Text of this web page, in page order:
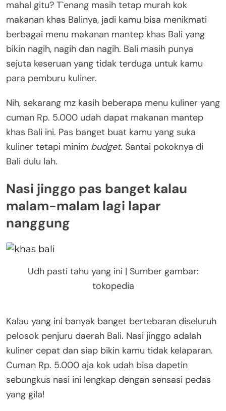
mahal gitu? T`enang masih tetap murah kok
makanan khas Balinya, jadi kamu bisa menikmati
berbagai menu makanan mantep khas Bali yang
bikin nagih, nagih dan nagih. Bali masih punya
sejuta keseruan yang tidak terduga untuk kamu
para pemburu kuliner.
Nih, sekarang mz kasih beberapa menu kuliner yang
cuman Rp. 5.000 udah dapat makanan mantep
khas Bali ini. Pas banget buat kamu yang suka
kuliner tetapi minim budget. Santai pokoknya di
Bali dulu lah.
Nasi jinggo pas banget kalau
malam-malam lagi lapar
nanggung
Udh pasti tahu yang ini | Sumber gambar:
tokopedia
Kalau yang ini banyak banget bertebaran diseluruh
pelosok penjuru daerah Bali. Nasi jinggo adalah
kuliner cepat dan siap bikin kamu tidak kelaparan.
Cuman Rp. 5.000 aja kok udah bisa dapetin
sebungkus nasi ini lengkap dengan sensasi pedas
yang gila!